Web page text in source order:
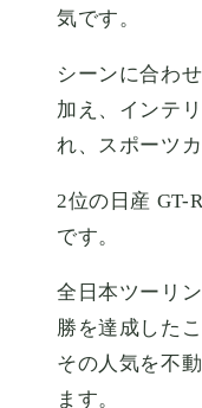
気です。
シーンに合わ
加え、インテ
れ、スポーツ
2位の日産 GT-
です。
全日本ツーリ
勝を達成した
その人気を不
ます。